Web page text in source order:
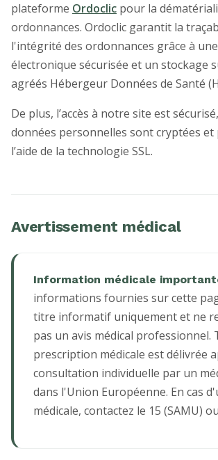
plateforme Ordoclic pour la
ordonnances. Ordoclic garantit la
l'intégrité des ordonnances grâce à
électronique sécurisée et un stockage
agréés Hébergeur Données de Santé
De plus, l’accès à notre site est
données personnelles sont cryptées et
l’aide de la technologie SSL.
Avertissement médical
Information médicale
informations fournies sur cette
titre informatif uniquement et ne
pas un avis médical professionnel.
prescription médicale est délivrée
consultation individuelle par un
dans l'Union Européenne. En cas
médicale, contactez le 15 (SAMU)